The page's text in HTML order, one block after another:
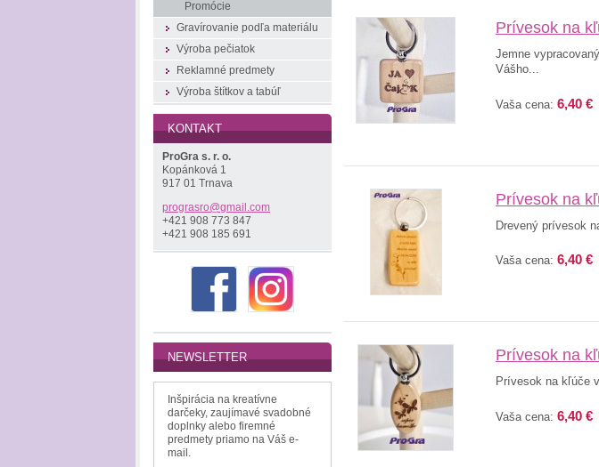
Prívesok na
Jemne
Vášho...
Vaša cena: 6,40 €
Prívesok na
Drevený prívesok
Vaša cena: 6,40 €
Prívesok na
Prívesok na kľúče
Vaša cena: 6,40 €
Promócie
Gravírovanie podľa materiálu
Výroba pečiatok
Reklamné predmety
Výroba štítkov a tabúľ
KONTAKT
ProGra s. r. o.
Kopánková 1
917 01 Trnava
prograsro@gmail. com
+421 908 773 847
+421 908 185 691
NEWSLETTER
Inšpirácia na kreatívne
darčeky, zaujímavé svadobné
doplnky alebo firemné
predmety priamo na Váš e-
mail.